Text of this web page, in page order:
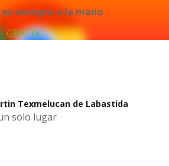
siempre a la mano
GRATIS
solo lugar
Texmelucan de Labastida